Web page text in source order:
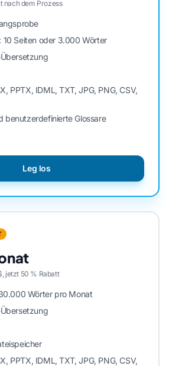
nach dem Prozess
Seiten oder 3.000 Wörter
PPTX, IDML, TXT, JPG, PNG, CSV,
benutzerdefinierte Glossare
Leg los
jetzt 50 % Rabatt
Wörter pro Monat
PPTX, IDML, TXT, JPG, PNG, CSV,